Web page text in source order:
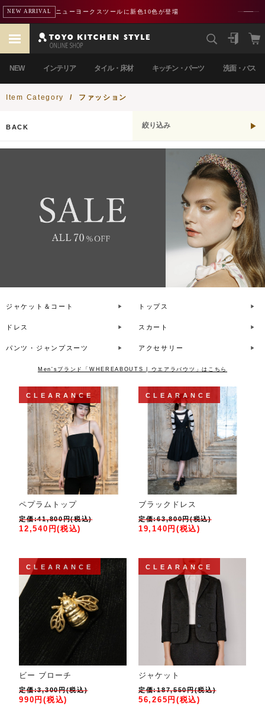
NEW ARRIVAL ニューヨークスツールに新色10色が登場
NEW インテリア タイル・床材 キッチン・パーツ 洗面・バス
Item Category / ファッション
BACK 絞り込み
ジャケット＆コート トップス
ドレス スカート
パンツ・ジャンプスーツ アクセサリー
Men'sブランド「WHEREABOUTS | ウエアラバウツ」はこちら
CLEARANCE
ペプラムトップ
定価:41,800円(税込)
12,540円(税込)
CLEARANCE
ブラックドレス
定価:63,800円(税込)
19,140円(税込)
CLEARANCE
ビー ブローチ
定価:3,300円(税込)
990円(税込)
CLEARANCE
ジャケット
定価:187,550円(税込)
56,265円(税込)